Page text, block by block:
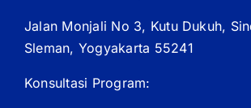
Jalan Monjali No 3, Kutu Dukuh,
Sleman, Yogyakarta 55241
Konsultasi Program: